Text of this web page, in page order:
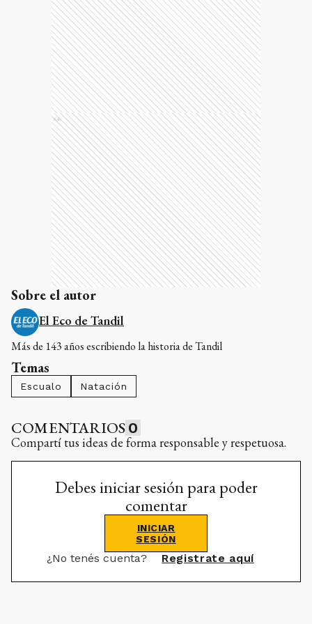
Ads
Sobre el autor
El Eco de Tandil
Más de 143 años escribiendo la historia de Tandil
Temas
Escualo Natación
COMENTARIOS 0
Compartí tus ideas de forma responsable y respetuosa.
Debes iniciar sesión para poder
comentar
INICIAR
SESIÓN
¿No tenés cuenta? Registrate aquí